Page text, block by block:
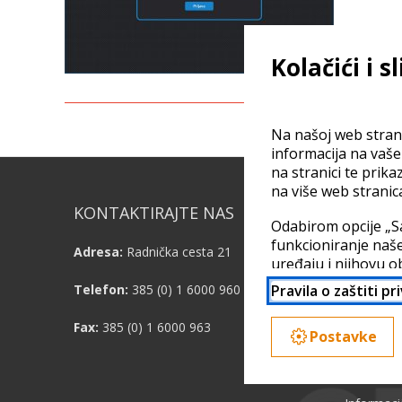
Kolačići i
Na našoj web
informacija na
na stranici te
na više web
Odabirom opcije
funkcioniranje
uređaju i njihovu
partnera. Vaši
možda nije jednaka
detaljno odabrati
Više informacija
Pravila o zaštiti
Postavke
KONTAKTIRAJTE NAS
Adresa: Radnička cesta 21
Telefon: 385 (0) 1 6000 960
Fax: 385 (0) 1 6000 963
Podrška
Blog
O nama